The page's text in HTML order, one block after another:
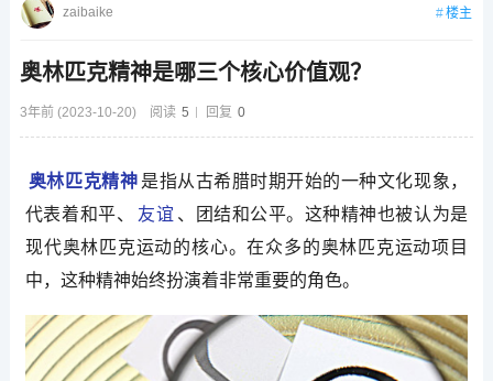
奥林匹克精神是哪三个核心价值观？
3年前 (2023-10-20) 阅读 5 回复 0
zaibaike 楼主
奥林匹克精神 是指从古希腊时期开始的一种文化现象，
代表着和平、
友谊 、团结和公平。这种精神也被认为是
现代奥林匹克运动的核心。在众多的奥林匹克运动项目
中，这种精神始终扮演着非常重要的角色。